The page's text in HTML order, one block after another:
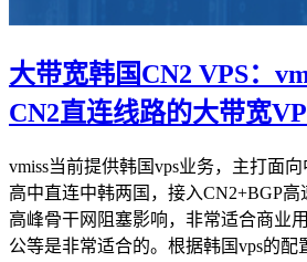
大带宽韩国CN2 VPS：
CN2直连线路的大带宽
vmiss当前提供韩国vps业务，主打面向
高中直连中韩两国，接入CN2+BGP
高峰骨干网阻塞影响，非常适合商业
公等是非常适合的。根据韩国vps的配